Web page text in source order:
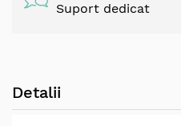
Suport dedicat
Detalii